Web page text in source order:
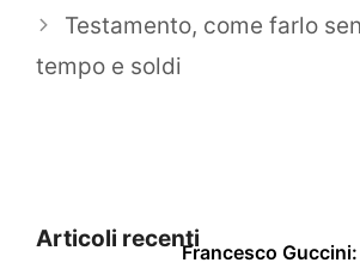
Testamento, come farlo
tempo e soldi
Articoli recentiFrancesco